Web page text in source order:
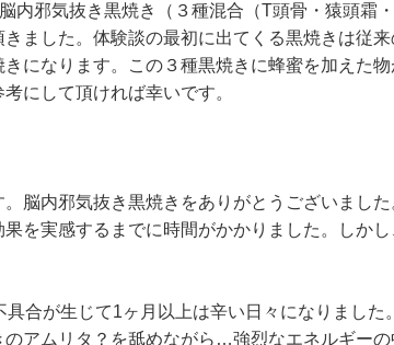
内邪気抜き黒焼き（３種混合（T頭骨・猿頭霜
ました。体験談の最初に出てくる黒焼きは従来
になります。この３種黒焼きに蜂蜜を加えた
考にして頂ければ幸いです。
脳内邪気抜き黒焼きをありがとうございました
を実感するまでに時間がかかりました。しか
合が生じて1ヶ月以上は辛い日々になりました
アムリタ？を舐めながら…強烈なエネルギーの